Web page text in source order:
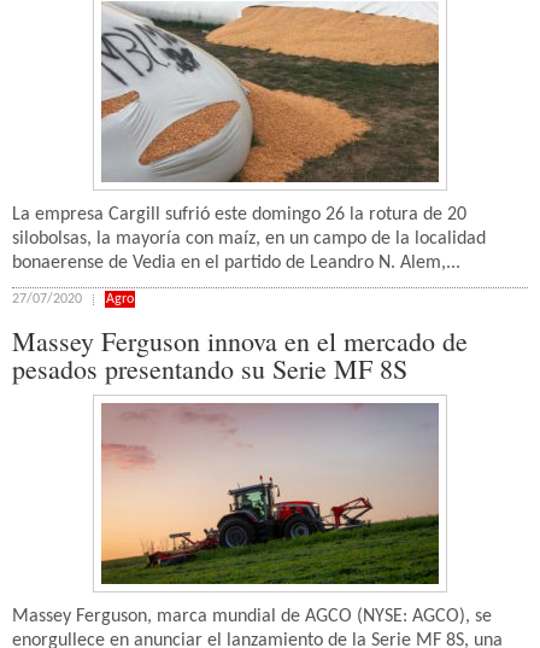
La empresa Cargill sufrió este domingo 26 la rotura de 20
silobolsas, la mayoría con maíz, en un campo de la localidad
bonaerense de Vedia en el partido de Leandro N. Alem,...
27/07/2020 Agro
Massey Ferguson innova en el mercado de
pesados presentando su Serie MF 8S
Massey Ferguson, marca mundial de AGCO (NYSE: AGCO), se
enorgullece en anunciar el lanzamiento de la Serie MF 8S, una